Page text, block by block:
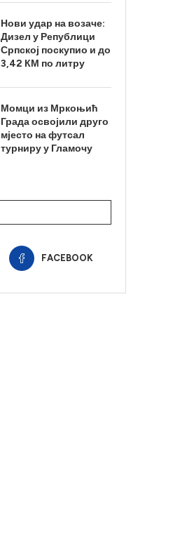
Нови удар на возаче:
Дизел у Републици
Српској поскупио и до
3,42 КМ по литру
Момци из Мркоњић
Града освојили друго
мјесто на футсал
турниру у Гламочу
FACEBOOK